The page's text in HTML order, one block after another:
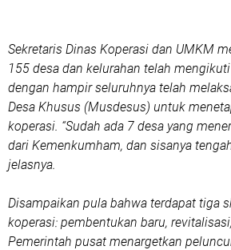
Sekretaris Dinas Koperasi dan UMKM
155 desa dan kelurahan telah
dengan hampir seluruhnya telah
Desa Khusus (Musdesus) untuk
koperasi. “Sudah ada 7 desa yang
dari Kemenkumham, dan sisanya
jelasnya.
Disampaikan pula bahwa terdapat tiga
koperasi: pembentukan baru,
Pemerintah pusat menargetkan